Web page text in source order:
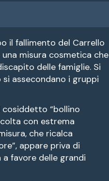
il fallimento del Carrello
misura cosmetica che
delle famiglie. Si
assecondano i gruppi
cosiddetto “bollino
con estrema
che ricalca
appare priva di
favore delle grandi